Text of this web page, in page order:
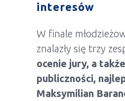
interesów
W finale
znalazły się trzy
ocenie jury, a także
publiczności,
Maksymilian